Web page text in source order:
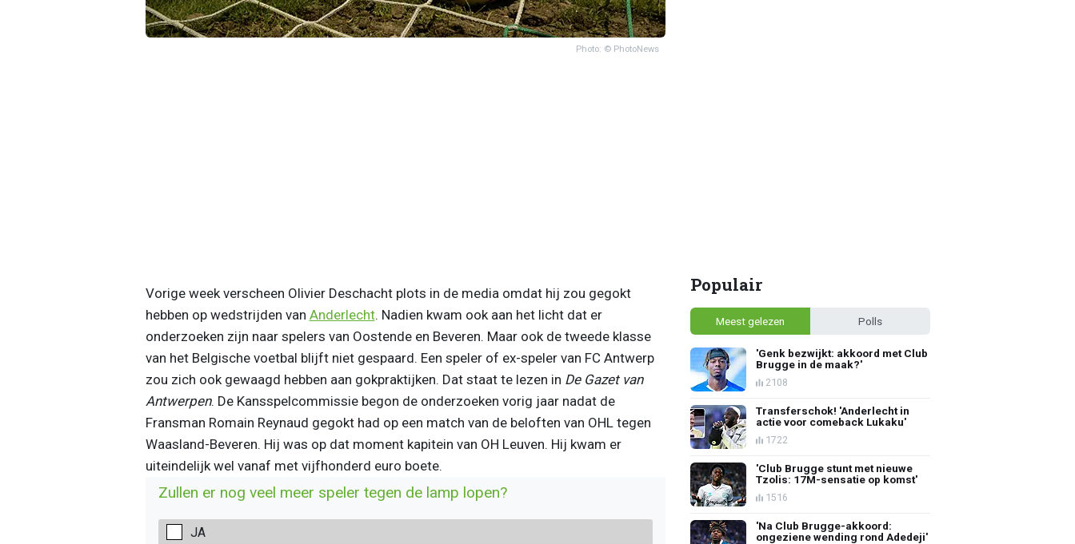
Photo: © PhotoNews
Vorige week verscheen Olivier Deschacht plots in de media omdat hij zou gegokt
hebben op wedstrijden van Anderlecht. Nadien kwam ook aan het licht dat er
onderzoeken zijn naar spelers van Oostende en Beveren. Maar ook de tweede klasse
van het Belgische voetbal blijft niet gespaard. Een speler of ex-speler van FC Antwerp
zou zich ook gewaagd hebben aan gokpraktijken. Dat staat te lezen in De Gazet van
Antwerpen. De Kansspelcommissie begon de onderzoeken vorig jaar nadat de
Fransman Romain Reynaud gegokt had op een match van de beloften van OHL tegen
Waasland-Beveren. Hij was op dat moment kapitein van OH Leuven. Hij kwam er
uiteindelijk wel vanaf met vijfhonderd euro boete.
Zullen er nog veel meer speler tegen de lamp lopen?
JA
Populair
Meest gelezen Polls
'Genk bezwijkt: akkoord met Club
Brugge in de maak?'
2108
Transferschok! 'Anderlecht in
actie voor comeback Lukaku'
1722
'Club Brugge stunt met nieuwe
Tzolis: 17M-sensatie op komst'
1516
'Na Club Brugge-akkoord:
ongeziene wending rond Adedeji'